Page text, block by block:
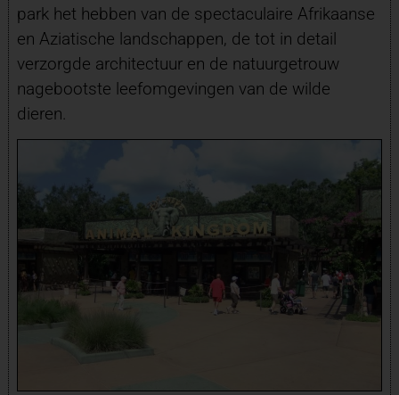
park het hebben van de spectaculaire Afrikaanse
en Aziatische landschappen, de tot in detail
verzorgde architectuur en de natuurgetrouw
nagebootste leefomgevingen van de wilde
dieren.